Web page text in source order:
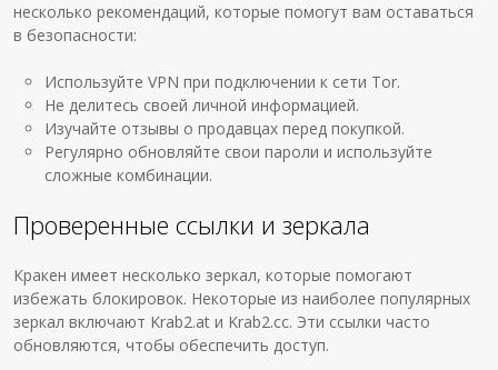
несколько рекомендаций, которые помогут вам оставаться
в безопасности:
Используйте VPN при подключении к сети Tor.
Не делитесь своей личной информацией.
Изучайте отзывы о продавцах перед покупкой.
Регулярно обновляйте свои пароли и используйте
сложные комбинации.
Проверенные ссылки и зеркала
Кракен имеет несколько зеркал, которые помогают
избежать блокировок. Некоторые из наиболее популярных
зеркал включают Krab2.at и Krab2.cc. Эти ссылки часто
обновляются, чтобы обеспечить доступ.